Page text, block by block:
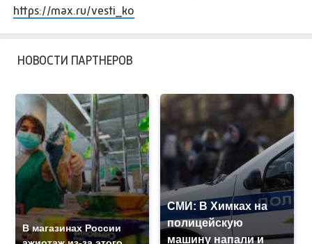
https://max.ru/vesti_ko
НОВОСТИ ПАРТНЕРОВ
Салиба выбыл на
длительный
период из-за
В Кремле назвали
отличие России от